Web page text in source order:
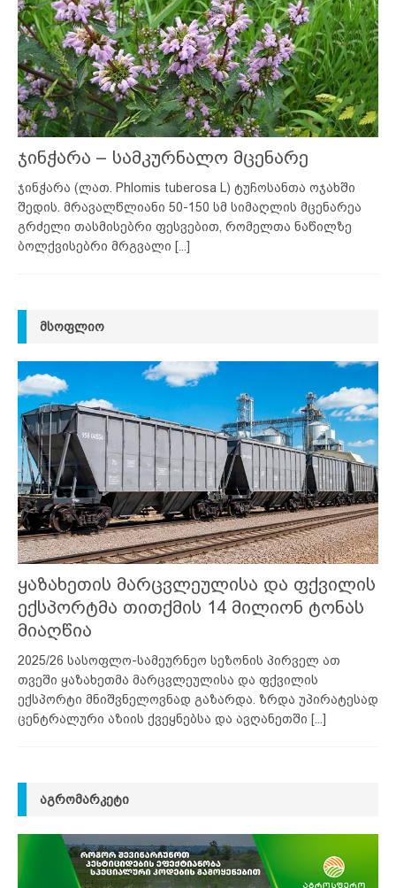
ჯინჭარა – სამკურნალო მცენარე
ჯინჭარა (ლათ. Phlomis tuberosa L) ტუჩოსანთა ოჯახში
შედის. მრავალწლიანი 50-150 სმ სიმაღლის მცენარეა
გრძელი თასმისებრი ფესვებით, რომელთა ნაწილზე
ბოლქვისებრი მრგვალი [...]
ᲛᲡᲝᲤᲚᲘᲝ
ყაზახეთის მარცვლეულისა და ფქვილის
ექსპორტმა თითქმის 14 მილიონ ტონას
მიაღწია
2025/26 სასოფლო-სამეურნეო სეზონის პირველ ათ
თვეში ყაზახეთმა მარცვლეულისა და ფქვილის
ექსპორტი მნიშვნელოვნად გაზარდა. ზრდა უპირატესად
ცენტრალური აზიის ქვეყნებსა და ავღანეთში [...]
ᲐᲒᲠᲝᲛᲐᲠᲙᲔᲢᲘ